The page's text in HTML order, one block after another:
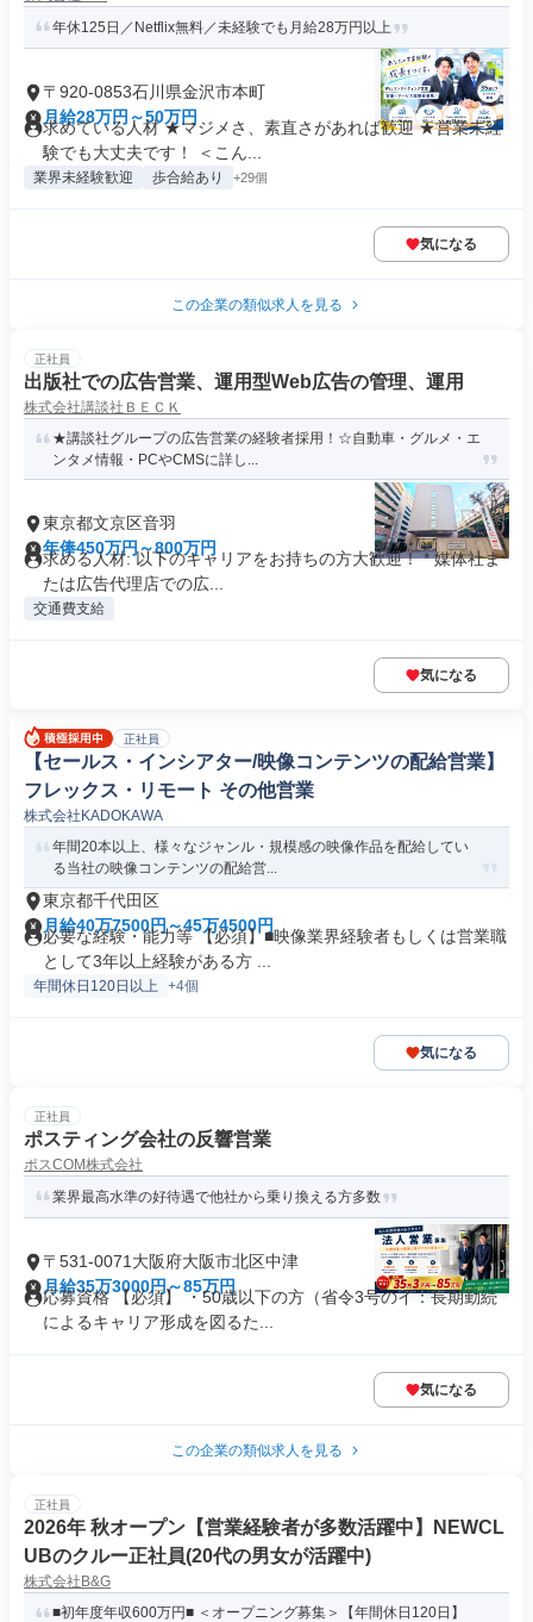
年休125日／Netflix無料／未経験でも月給28万円以上
〒920-0853石川県金沢市本町
月給28万円～50万円
求めている人材 ★マジメさ、素直さがあれば歓迎 ★営業未経
験でも大丈夫です！ ＜こん...
業界未経験歓迎 歩合給あり +29個
気になる
この企業の類似求人を見る
正社員
出版社での広告営業、運用型Web広告の管理、運用
株式会社講談社ＢＥＣＫ
★講談社グループの広告営業の経験者採用！☆自動車・グルメ・エ
ンタメ情報・PCやCMSに詳し...
東京都文京区音羽
年俸450万円～800万円
求める人材: 以下のキャリアをお持ちの方大歓迎！ * 媒体社ま
たは広告代理店での広...
交通費支給
気になる
正社員
【セールス・インシアター/映像コンテンツの配給営業】
フレックス・リモート その他営業
株式会社KADOKAWA
年間20本以上、様々なジャンル・規模感の映像作品を配給してい
る当社の映像コンテンツの配給営...
東京都千代田区
月給40万7500円～45万4500円
必要な経験・能力等 【必須】■映像業界経験者もしくは営業職
として3年以上経験がある方 ...
年間休日120日以上 +4個
気になる
正社員
ポスティング会社の反響営業
ポスCOM株式会社
業界最高水準の好待遇で他社から乗り換える方多数
〒531-0071大阪府大阪市北区中津
月給35万3000円～85万円
応募資格 【必須】 ・50歳以下の方（省令3号のイ：長期勤続
によるキャリア形成を図るた...
気になる
この企業の類似求人を見る
正社員
2026年 秋オープン【営業経験者が多数活躍中】NEWCL
UBのクルー正社員(20代の男女が活躍中)
株式会社B&G
■初年度年収600万円■ ＜オープニング募集＞【年間休日120日】